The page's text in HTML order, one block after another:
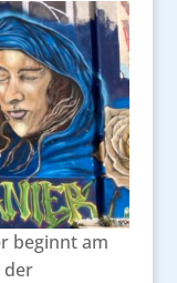
beginnt am
der